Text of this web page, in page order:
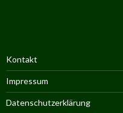
Kontakt
Impressum
Datenschutzerklärung